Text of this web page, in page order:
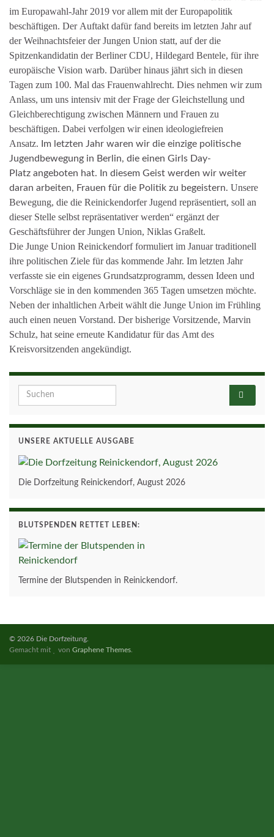
im Europawahl-Jahr 2019 vor allem mit der Europapolitik
beschäftigen. Der Auftakt dafür fand bereits im letzten Jahr auf
der Weihnachtsfeier der Jungen Union statt, auf der die
Spitzenkandidatin der Berliner CDU, Hildegard Bentele, für ihre
europäische Vision warb. Darüber hinaus jährt sich in diesen
Tagen zum 100. Mal das Frauenwahlrecht. Dies nehmen wir zum
Anlass, um uns intensiv mit der Frage der Gleichstellung und
Gleichberechtigung zwischen Männern und Frauen zu
beschäftigen. Dabei verfolgen wir einen ideologiefreien
Ansatz.
Im letzten Jahr waren wir die einzige politische
Jugendbewegung in Berlin, die einen Girls Day-
Platz angeboten hat. In diesem Geist werden wir weiter
daran arbeiten, Frauen für die Politik zu begeistern. Unsere
Bewegung, die die Reinickendorfer Jugend repräsentiert, soll an
dieser Stelle selbst repräsentativer werden“ ergänzt der
Geschäftsführer der Jungen Union, Niklas Graßelt.
Die Junge Union Reinickendorf formuliert im Januar traditionell
ihre politischen Ziele für das kommende Jahr. Im letzten Jahr
verfasste sie ein eigenes Grundsatzprogramm, dessen Ideen und
Vorschläge sie in den kommenden 365 Tagen umsetzen möchte.
Neben der inhaltlichen Arbeit wählt die Junge Union im Frühling
auch einen neuen Vorstand. Der bisherige Vorsitzende, Marvin
Schulz, hat seine erneute Kandidatur für das Amt des
Kreisvorsitzenden angekündigt.
Search for:
UNSERE AKTUELLE AUSGABE
Die Dorfzeitung Reinickendorf, August 2026
BLUTSPENDEN RETTET LEBEN:
Termine der Blutspenden in Reinickendorf.
© 2026 Die Dorfzeitung.
Gemacht mit
vonGraphene Themes